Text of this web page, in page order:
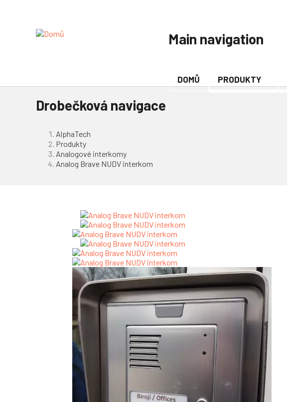
Main navigation
DOMŮ PRODUKTY
Drobečková navigace
AlphaTech
Produkty
Analogové interkomy
Analog Brave NUDV interkom